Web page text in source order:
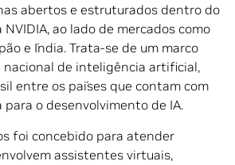
abertos e estruturados dentro do
ao lado de mercados como
e Índia. Trata-se de um marco
nacional de inteligência artificial,
entre os países que contam com
para o desenvolvimento de IA.
foi concebido para atender
assistentes virtuais,